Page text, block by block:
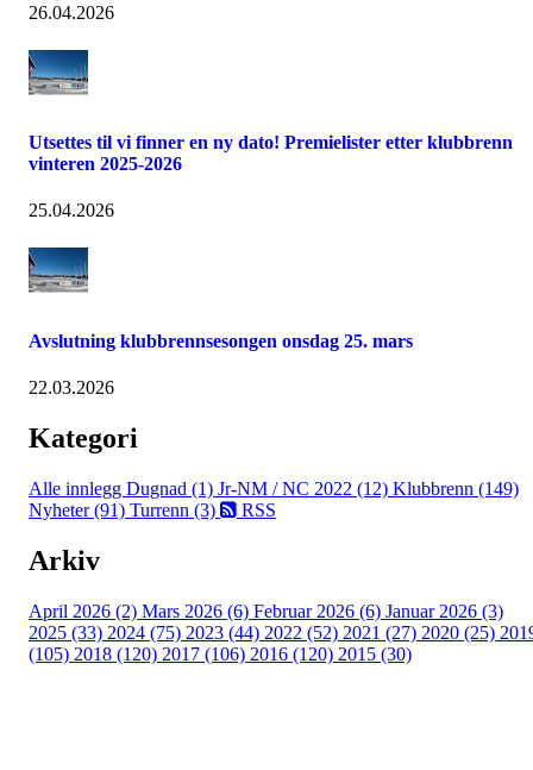
26.04.2026
Utsettes til vi finner en ny dato! Premielister etter klubbrenn
vinteren 2025-2026
25.04.2026
Avslutning klubbrennsesongen onsdag 25. mars
22.03.2026
Kategori
Alle innlegg Dugnad (1) Jr-NM / NC 2022 (12) Klubbrenn (149)
Nyheter (91) Turrenn (3) RSS
Arkiv
April 2026 (2) Mars 2026 (6) Februar 2026 (6) Januar 2026 (3)
2025 (33) 2024 (75) 2023 (44) 2022 (52) 2021 (27) 2020 (25)
(105) 2018 (120) 2017 (106) 2016 (120) 2015 (30)